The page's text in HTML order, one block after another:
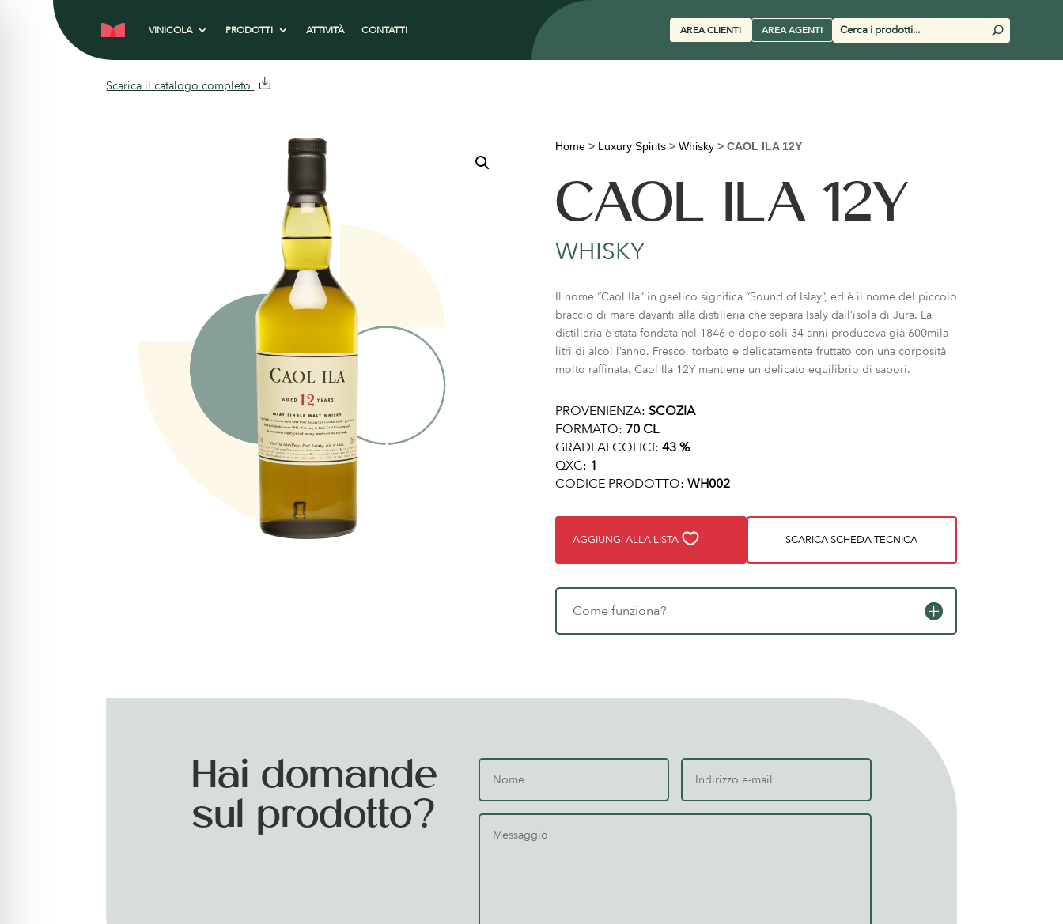
VINICOLA PRODOTTI ATTIVITÀ CONTATTI AREA CLIENTI AREA AGENTI
Cerca
prodotti
U
Scarica il catalogo completo
Home> Luxury Spirits> Whisky> CAOL ILA 12Y
CAOL ILA 12Y
WHISKY
Il nome “Caol Ila” in gaelico significa “Sound of Islay”, ed è il nome del piccolo
braccio di mare davanti alla distilleria che separa Isaly dall’isola di Jura. La
distilleria è stata fondata nel 1846 e dopo soli 34 anni produceva già 600mila
litri di alcol l’anno. Fresco, torbato e delicatamente fruttato con una corposità
molto raffinata. Caol Ila 12Y mantiene un delicato equilibrio di sapori.
PROVENIENZA: SCOZIA
FORMATO: 70 CL
GRADI ALCOLICI: 43 %
QXC: 1
CODICE PRODOTTO: WH002
AGGIUNGI ALLA LISTA SCARICA SCHEDA TECNICA
Come funziona?
Hai domande
sul prodotto?